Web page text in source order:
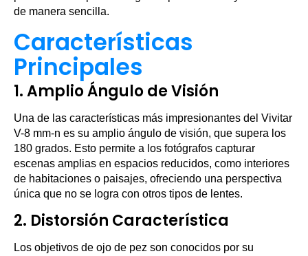
de manera sencilla.
Características
Principales
1.Amplio Ángulo de Visión
Una de las características más impresionantes del Vivitar
V-8 mm-n es su amplio ángulo de visión, que supera los
180 grados. Esto permite a los fotógrafos capturar
escenas amplias en espacios reducidos, como interiores
de habitaciones o paisajes, ofreciendo una perspectiva
única que no se logra con otros tipos de lentes.
2. Distorsión Característica
Los objetivos de ojo de pez son conocidos por su